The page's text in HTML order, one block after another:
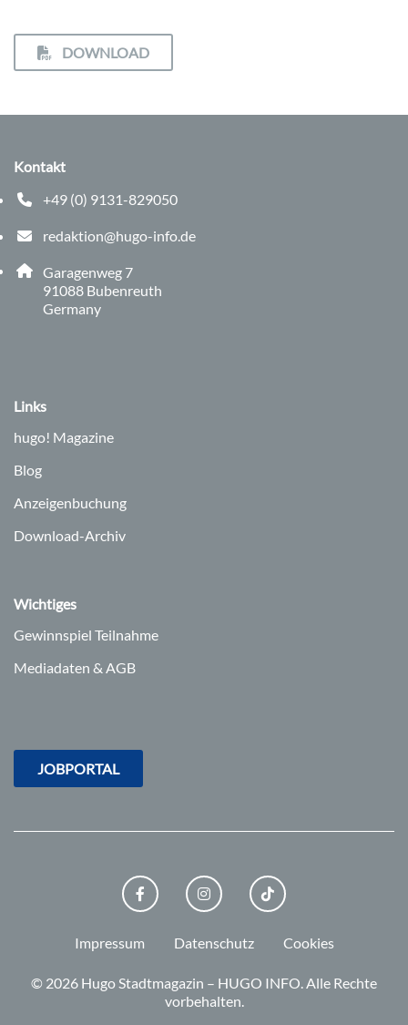
DOWNLOAD
Kontakt
+49 (0) 9131-829050
Telefonnummer: 0 9 1 3 1 8 2 9 0 5 0
redaktion@hugo-info.de
E-Mail Adresse: redaktion@hugo-info.de
Adresse:
Garagenweg 7
91088 , 9 1 0 8 8
Bubenreuth
Germany
Links
hugo! Magazine
Blog
Anzeigenbuchung
Download-Archiv
Wichtiges
Gewinnspiel Teilnahme
Mediadaten & AGB
JOBPORTAL
FACEBOOKINSTAGRAMTIKTOK
Impressum Datenschutz Cookies
© 2026 Hugo Stadtmagazin – HUGO INFO.Alle Rechte
vorbehalten.